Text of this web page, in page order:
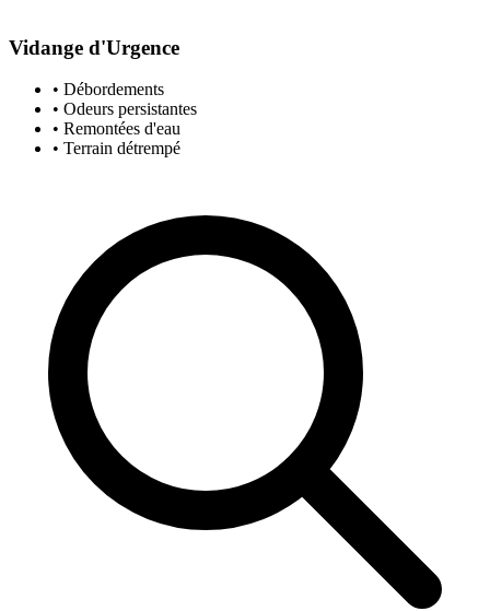
Vidange d'Urgence
• Débordements
• Odeurs persistantes
• Remontées d'eau
• Terrain détrempé